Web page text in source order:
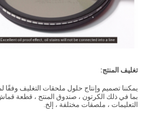
تغليف المنتج:
يمكننا تصميم وإنتاج حلول ملحقات التغليف وفقًا
بما في ذلك الكرتون ، صندوق المنتج ، قطعة
التعليمات ، ملصقات مختلفة ، إلخ.